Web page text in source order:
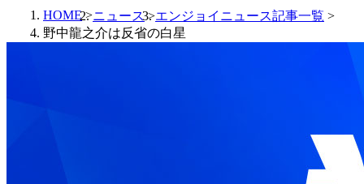
HOME ニュース
エンジョイニュース記事一覧
野中龍之介は反省の白星